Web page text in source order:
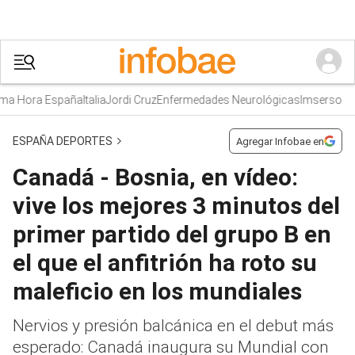
Hora EspañaItaliaJordi CruzEnfermedades NeurológicasImserso
ESPAÑA DEPORTES Agregar Infobae en
Canadá - Bosnia, en vídeo:
vive los mejores 3 minutos del
primer partido del grupo B en
el que el anfitrión ha roto su
maleficio en los mundiales
Nervios y presión balcánica en el debut más
esperado: Canadá inaugura su Mundial con